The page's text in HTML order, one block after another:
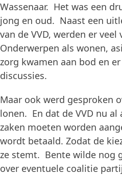
Wassenaar. Het was een
jong en oud. Naast een
van de VVD, werden er veel
Onderwerpen als wonen,
zorg kwamen aan bod en
discussies.
Maar ook werd gesproken
lonen. En dat de VVD nu
zaken moeten worden
wordt betaald. Zodat de
ze stemt. Bente wilde nog
over eventuele coalitie